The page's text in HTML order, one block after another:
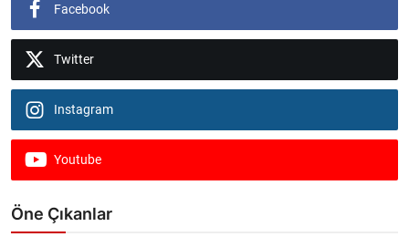
Facebook
Twitter
Instagram
Youtube
Öne Çıkanlar